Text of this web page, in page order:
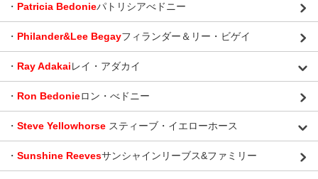
・ Patricia Bedonieパトリシアべドニー
・ Philander&Lee Begayフィランダー＆リー・ビゲイ
・ Ray Adakaiレイ・アダカイ
・ Ron Bedonieロン・べドニー
・ Steve Yellowhorse スティーブ・イエローホース
・ Sunshine Reevesサンシャインリーブス&ファミリー